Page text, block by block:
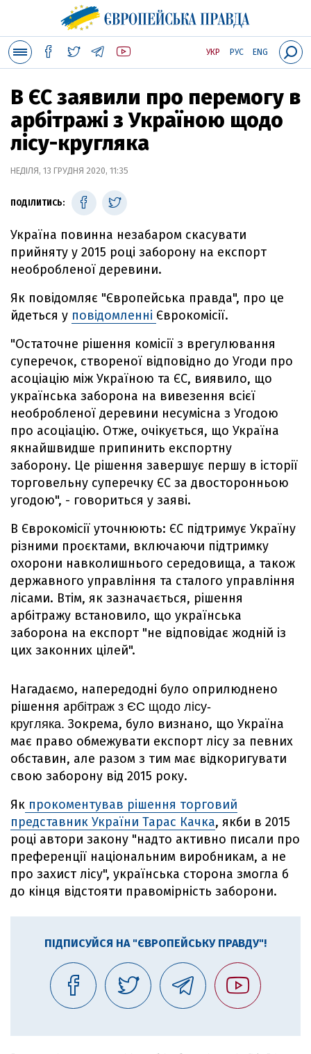
УКР РУС ENG
В ЄС заявили про перемогу в
арбітражі з Україною щодо
лісу-кругляка
НЕДІЛЯ, 13 ГРУДНЯ 2020, 11:35
ПОДІЛИТИСЬ:
Україна повинна незабаром скасувати
прийняту у 2015 році заборону на експорт
необробленої деревини.
Як повідомляє "Європейська правда", про це
йдеться у повідомленні Єврокомісії.
"Остаточне рішення комісії з врегулювання
суперечок, створеної відповідно до Угоди про
асоціацію між Україною та ЄС, виявило, що
українська заборона на вивезення всієї
необробленої деревини несумісна з Угодою
про асоціацію. Отже, очікується, що Україна
якнайшвидше припинить експортну
заборону. Це рішення завершує першу в історії
торговельну суперечку ЄС за двосторонньою
угодою", - говориться у заяві.
В Єврокомісії уточнюють: ЄС підтримує Україну
різними проєктами, включаючи підтримку
охорони навколишнього середовища, а також
державного управління та сталого управління
лісами. Втім, як зазначається, рішення
арбітражу встановило, що українська
заборона на експорт "не відповідає жодній із
цих законних цілей".
Нагадаємо, напередодні було оприлюднено
рішення арбітраж з ЄС щодо лісу-
кругляка. Зокрема, було визнано, що Україна
має право обмежувати експорт лісу за певних
обставин, але разом з тим має відкоригувати
свою заборону від 2015 року.
Як прокоментував рішення торговий
представник України Тарас Качка, якби в 2015
році автори закону "надто активно писали про
преференції національним виробникам, а не
про захист лісу", українська сторона змогла б
до кінця відстояти правомірність заборони.
ПІДПИСУЙСЯ НА "ЄВРОПЕЙСЬКУ ПРАВДУ"!